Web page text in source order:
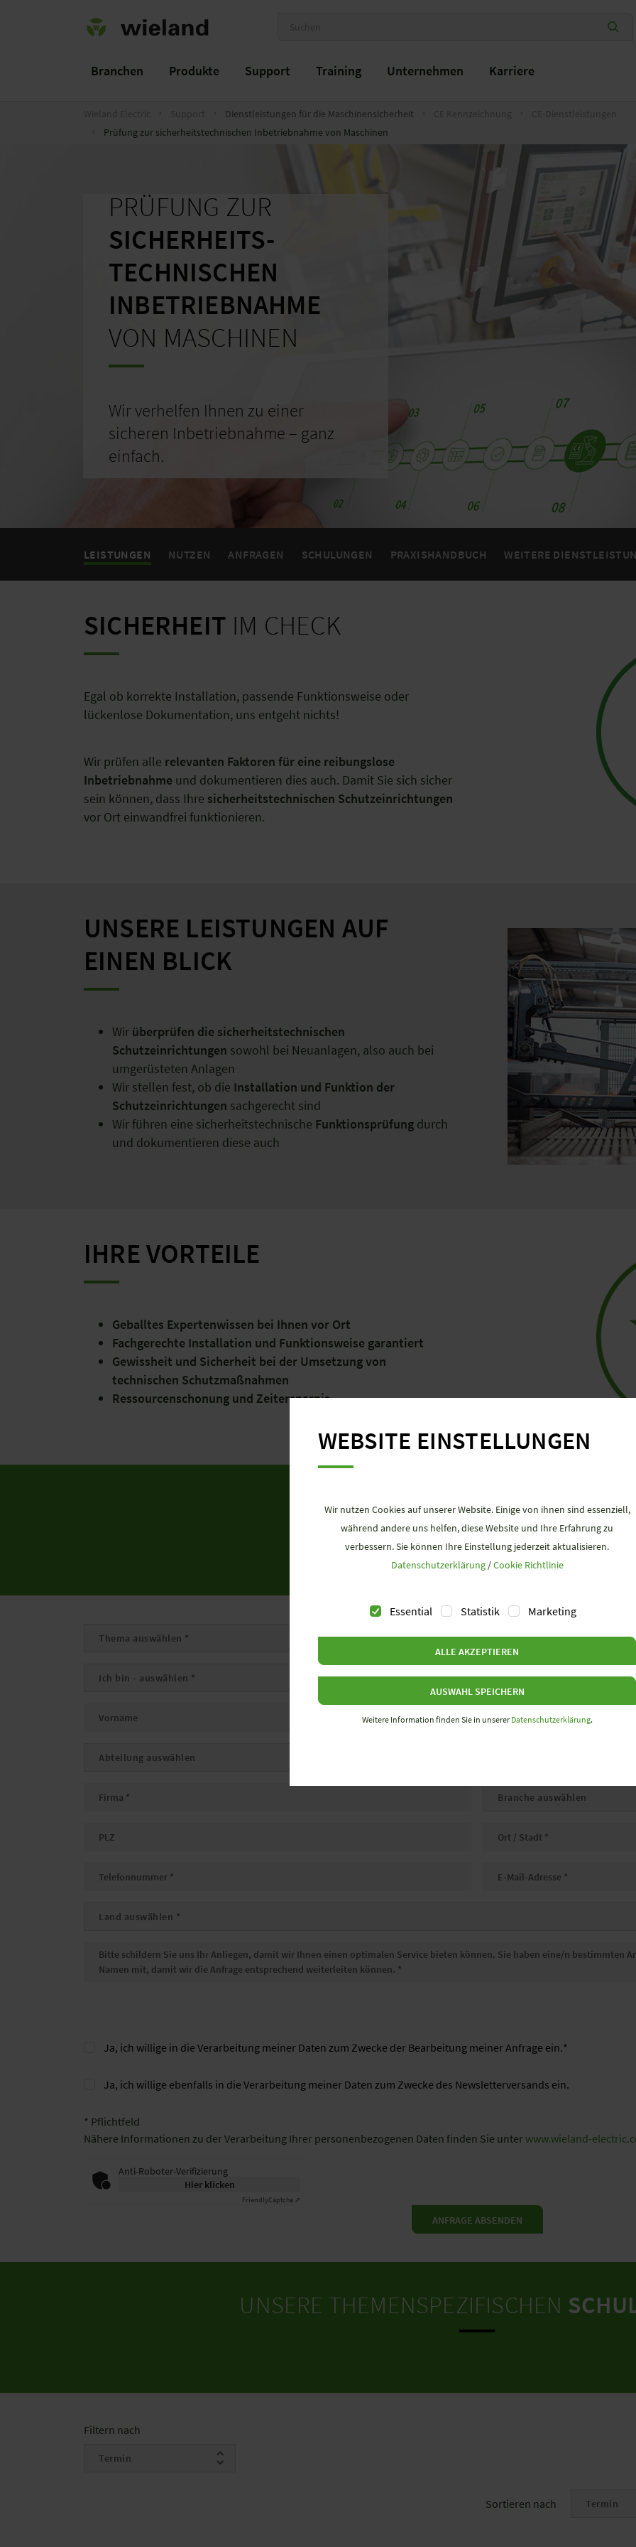
Branchen Produkte Support Training Unternehmen Karriere
Dienstleistungen für die Maschinensicherheit
Prüfung zur sicherheitstechnischen Inbetriebnahme von Maschinen
PRÜFUNG ZUR
SICHERHEITS-
TECHNISCHEN
INBETRIEBNAHME
VON MASCHINEN
Wir verhelfen Ihnen zu einer
sicheren Inbetriebnahme – ganz
einfach.
LEISTUNGEN NUTZEN ANFRAGEN SCHULUNGEN PRAXISHANDBUCH WEITERE
SICHERHEIT IM CHECK
Egal ob korrekte Installation, passende Funktionsweise oder
lückenlose Dokumentation, uns entgeht nichts!
Wir prüfen alle relevanten Faktoren für eine reibungslose
Inbetriebnahme und dokumentieren dies auch. Damit Sie sich sicher
sein können, dass Ihre sicherheitstechnischen Schutzeinrichtungen
vor Ort einwandfrei funktionieren.
UNSERE LEISTUNGEN AUF
EINEN BLICK
Wir überprüfen die sicherheitstechnischen
Schutzeinrichtungen sowohl bei Neuanlagen, also auch bei
umgerüsteten Anlagen
Wir stellen fest, ob die Installation und Funktion der
Schutzeinrichtungen sachgerecht sind
Wir führen eine sicherheitstechnische Funktionsprüfung durch
und dokumentieren diese auch
IHRE VORTEILE
Geballtes Expertenwissen bei Ihnen vor Ort
Fachgerechte Installation und Funktionsweise garantiert
Gewissheit und Sicherheit bei der Umsetzung von
technischen Schutzmaßnahmen
Ressourcenschonung und Zeitersparnis
LEISTUNGSANGEBOT
Firma
Branche
Telefonnummer
Email *
Nachricht*
Ja, ich willige in die Verarbeitung meiner Daten zum Zwecke der Bearbeitung meiner Anfrage ein.*
Ja, ich willige ebenfalls in die Verarbeitung meiner Daten zum Zwecke des Newsletterversands ein.
* Pflichtfeld
Nähere Informationen zu der Verarbeitung Ihrer personenbezogenen Daten finden Sie unterwww.wieland-
Anti-Roboter-Verifizierung
Hier klicken
FriendlyCaptcha ⇗
ANFRAGE ABSENDEN
UNSERE THEMENSPEZIFISCHEN
Filtern nach
Sortieren nach
WEBSITE EINSTELLUNGEN
Wir nutzen Cookies auf unserer Website. Einige von ihnen sind essenziell,
während andere uns helfen, diese Website und Ihre Erfahrung zu
verbessern. Sie können Ihre Einstellung jederzeit aktualisieren.
Datenschutzerklärung/Cookie Richtlinie
Essential Statistik Marketing
ALLE AKZEPTIEREN
AUSWAHL SPEICHERN
Weitere Information finden Sie in unsererDatenschutzerklärung.